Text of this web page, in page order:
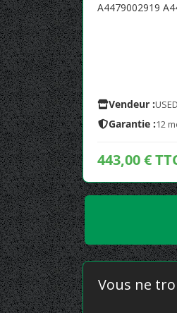
A4479002919
Vendeur :
Garantie :12
443,00 €
Vous ne